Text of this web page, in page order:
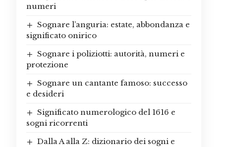
numeri
Sognare l’anguria: estate, abbondanza e
significato onirico
Sognare i poliziotti: autorità, numeri e
protezione
Sognare un cantante famoso: successo
e desideri
Significato numerologico del 1616 e
sogni ricorrenti
Dalla A alla Z: dizionario dei sogni e